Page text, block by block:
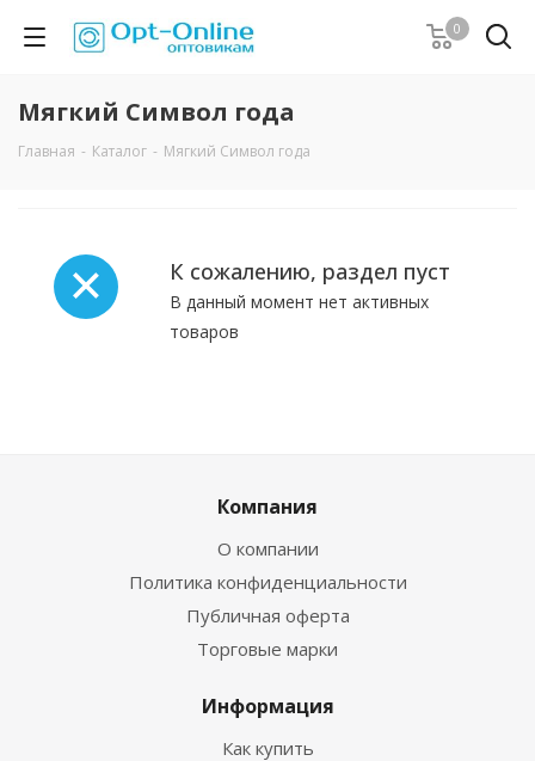
0
Мягкий Символ года
Главная - Каталог - Мягкий Символ года
К сожалению, раздел пуст
В данный момент нет активных
товаров
Компания
О компании
Политика конфиденциальности
Публичная оферта
Торговые марки
Информация
Как купить